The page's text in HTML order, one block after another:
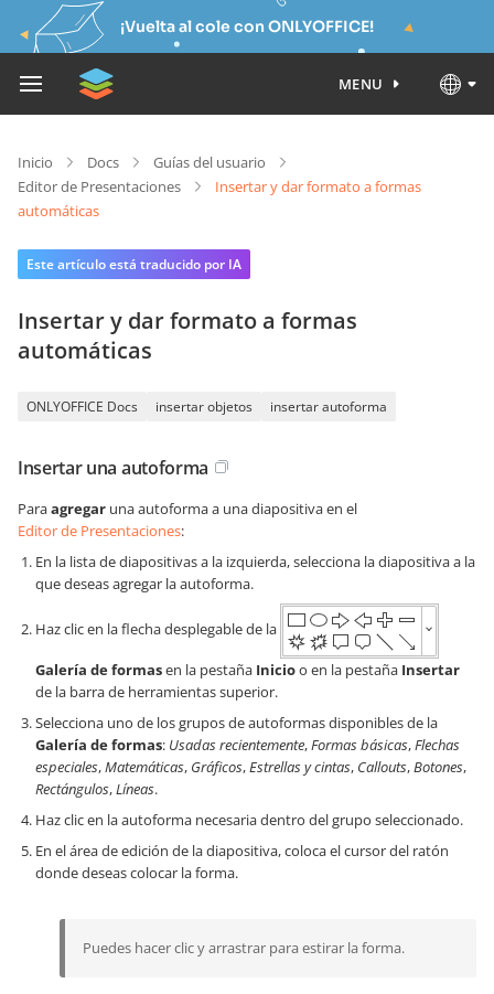
¡Vuelta al cole con ONLYOFFICE!
MENU
Inicio Docs
Guías del usuario
Editor de Presentaciones
Insertar y dar formato a formas
automáticas
Este artículo está traducido por IA
Insertar y dar formato a formas
automáticas
ONLYOFFICE Docs insertar objetos insertar autoforma
Insertar una autoforma
Paraagregar una autoforma a una diapositiva en el
Editor de Presentaciones:
En la lista de diapositivas a la izquierda, selecciona la diapositiva a la
que deseas agregar la autoforma.
Haz clic en la flecha desplegable de la
Galería de formasen la pestaña Inicioo en la pestaña Insertar
de la barra de herramientas superior.
Selecciona uno de los grupos de autoformas disponibles de la
Galería de formas: Usadas recientemente,Formas básicas,Flechas
especiales,Matemáticas, Gráficos,Estrellas y cintas, Callouts,Botones,
Rectángulos,Líneas.
Haz clic en la autoforma necesaria dentro del grupo seleccionado.
En el área de edición de la diapositiva, coloca el cursor del ratón
donde deseas colocar la forma.
Puedes hacer clic y arrastrar para estirar la forma.